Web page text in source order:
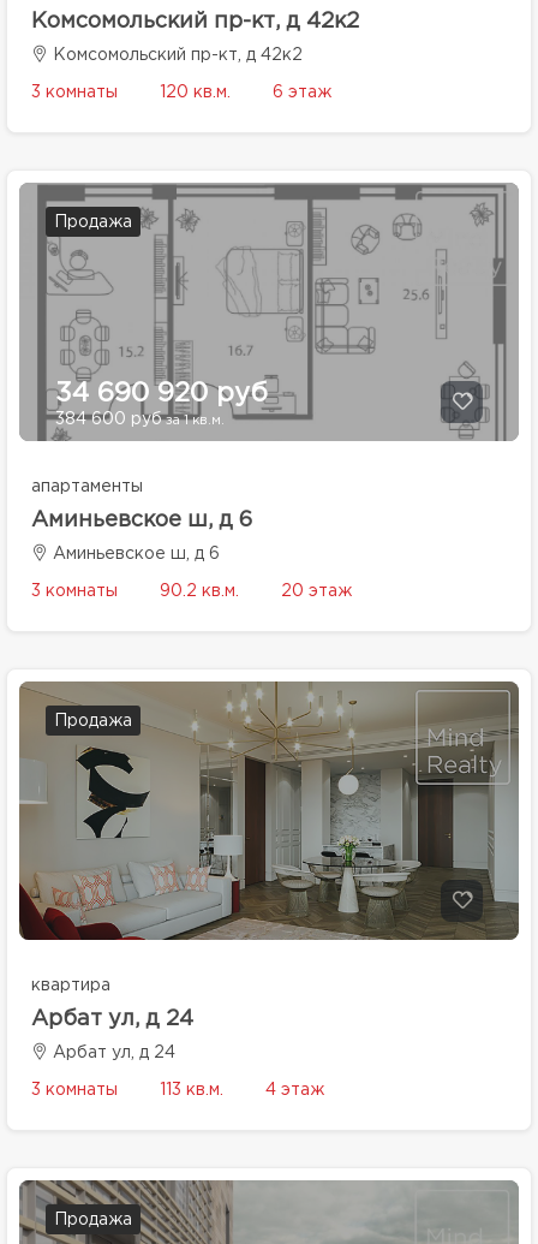
Комсомольский пр-кт, д 42к2
Комсомольский пр-кт, д 42к2
3 комнаты 120 кв.м. 6 этаж
Продажа
34 690 920 руб
384 600 рубза 1 кв.м.
апартаменты
Аминьевское ш, д 6
Аминьевское ш, д 6
3 комнаты 90.2 кв.м. 20 этаж
Продажа
квартира
Арбат ул, д 24
Арбат ул, д 24
3 комнаты 113 кв.м. 4 этаж
Продажа